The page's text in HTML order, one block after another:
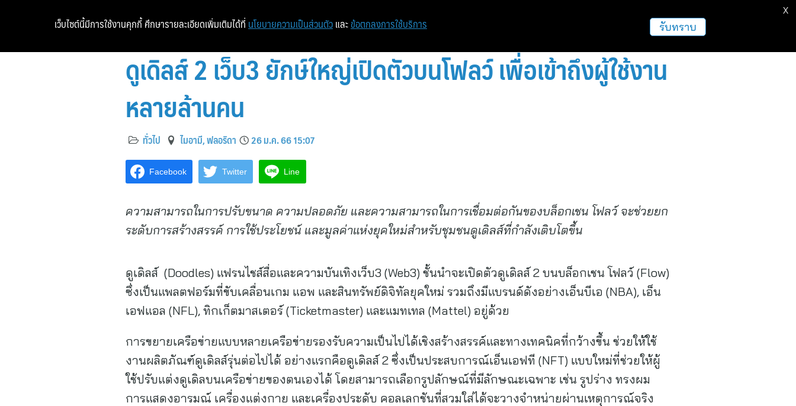
หน้าแรก ท่องเที่ยว ฝากข่าวประชาสัมพันธ์
ดูเดิลส์ 2 เว็บ3 ยักษ์ใหญ่เปิดตัวบนโฟลว์ เพื่อเข้าถึงผู้ใช้งาน
หลายล้านคน
ทั่วไป ไมอามี, ฟลอริดา 26 ม.ค. 66 15:07
Facebook Twitter Line
ความสามารถในการปรับขนาด ความปลอดภัย และความสามารถในการเชื่อมต่อกันของบล็อกเชน โฟลว์ จะช่วยยก
ระดับการสร้างสรรค์ การใช้ประโยชน์ และมูลค่าแห่งยุคใหม่สำหรับชุมชนดูเดิลส์ที่กำลังเติบโตขึ้น
ดูเดิลส์ (Doodles) แฟรนไชส์สื่อและความบันเทิงเว็บ3 (Web3) ชั้นนำจะเปิดตัวดูเดิลส์ 2 บนบล็อกเชน โฟลว์ (Flow)
ซึ่งเป็นแพลตฟอร์มที่ขับเคลื่อนเกม แอพ และสินทรัพย์ดิจิทัลยุคใหม่ รวมถึงมีแบรนด์ดังอย่างเอ็นบีเอ (NBA), เอ็น
เอฟแอล (NFL), ทิกเก็ตมาสเตอร์ (Ticketmaster) และแมทเทล (Mattel) อยู่ด้วย
การขยายเครือข่ายแบบหลายเครือข่ายรองรับความเป็นไปได้เชิงสร้างสรรค์และทางเทคนิคที่กว้างขึ้น ช่วยให้ใช้
งานผลิตภัณฑ์ดูเดิลส์รุ่นต่อไปได้ อย่างแรกคือดูเดิลส์ 2 ซึ่งเป็นประสบการณ์เอ็นเอฟที (NFT) แบบใหม่ที่ช่วยให้ผู้
ใช้ปรับแต่งดูเดิลบนเครือข่ายของตนเองได้ โดยสามารถเลือกรูปลักษณ์ที่มีลักษณะเฉพาะ เช่น รูปร่าง ทรงผม
การแสดงอารมณ์ เครื่องแต่งกาย และเครื่องประดับ คอลเลกชันที่สวมใส่ได้จะวางจำหน่ายผ่านเหตุการณ์จริง
เว็บไซต์นี้มีการใช้งานคุกกี้ ศึกษารายละเอียดเพิ่มเติมได้ที่ นโยบายความเป็นส่วนตัว และ ข้อตกลงการใช้บริการ รับทราบ
X